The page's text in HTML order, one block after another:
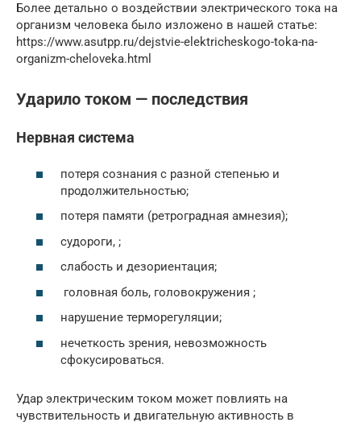
Более детально о воздействии электрического тока на
организм человека было изложено в нашей статье:
https://www.asutpp.ru/dejstvie-elektricheskogo-toka-na-
organizm-cheloveka.html
Ударило током — последствия
Нервная система
потеря сознания с разной степенью и
продолжительностью;
потеря памяти (ретроградная амнезия);
судороги, ;
слабость и дезориентация;
головная боль, головокружения ;
нарушение терморегуляции;
нечеткость зрения, невозможность
сфокусироваться.
Удар электрическим током может повлиять на
чувствительность и двигательную активность в